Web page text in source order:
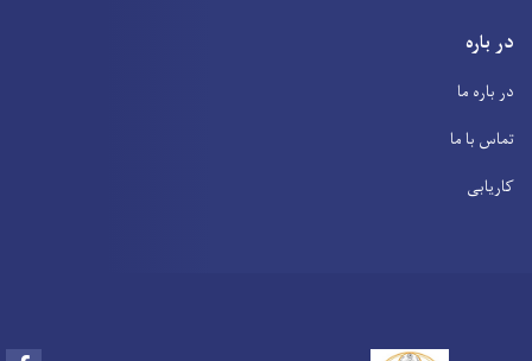
در باره
در باره ما
تماس با ما
کاریابی